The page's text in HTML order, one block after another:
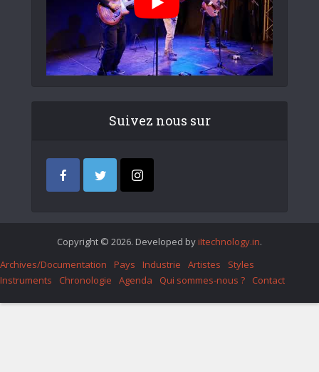
Suivez nous sur
Copyright © 2026. Developed by iItechnology.in.
Archives/Documentation
Pays Industrie Artistes
Styles
Instruments
Chronologie Agenda Qui sommes-nous ? Contact